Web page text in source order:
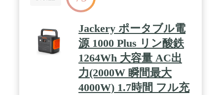
Jackery ポータブル電
源 1000 Plus リン酸鉄
1264Wh 大容量 AC出
力(2000W 瞬間最大
4000W) 1.7時間 フル充